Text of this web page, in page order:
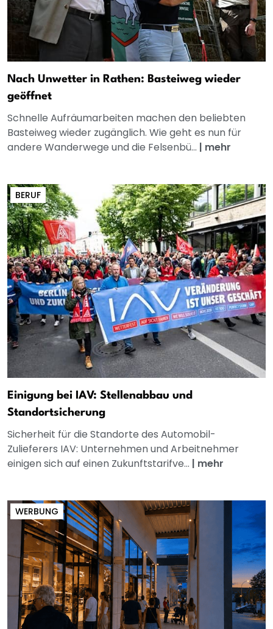
Nach Unwetter in Rathen: Basteiweg wieder
geöffnet
Schnelle Aufräumarbeiten machen den beliebten
Basteiweg wieder zugänglich. Wie geht es nun für
andere Wanderwege und die Felsenbü... | mehr
BERUF
Einigung bei IAV: Stellenabbau und
Standortsicherung
Sicherheit für die Standorte des Automobil-
Zulieferers IAV: Unternehmen und Arbeitnehmer
einigen sich auf einen Zukunftstarifve... | mehr
WERBUNG